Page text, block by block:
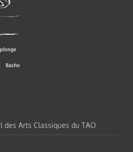
des Arts Classiques du TAO